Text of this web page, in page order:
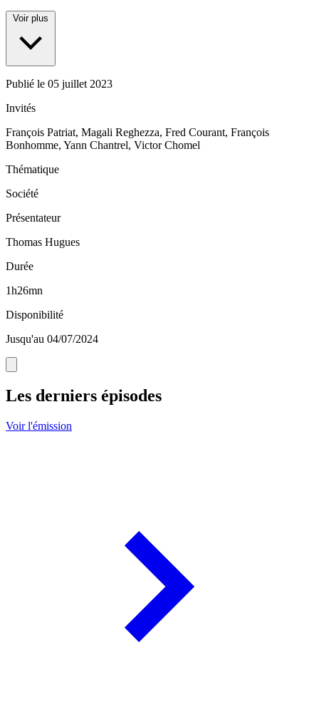
Voir plus
Publié le 05 juillet 2023
Invités
François Patriat, Magali Reghezza, Fred Courant, François
Bonhomme, Yann Chantrel, Victor Chomel
Thématique
Société
Présentateur
Thomas Hugues
Durée
1h26mn
Disponibilité
Jusqu'au 04/07/2024
Les derniers épisodes
Voir l'émission